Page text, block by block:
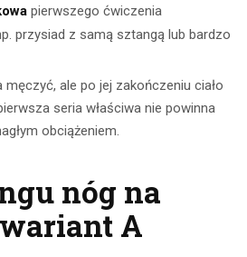
pierwszego ćwiczenia
przysiad z samą sztangą lub bardzo
męczyć, ale po jej zakończeniu ciało
seria właściwa nie powinna
obciążeniem.
nóg na
A